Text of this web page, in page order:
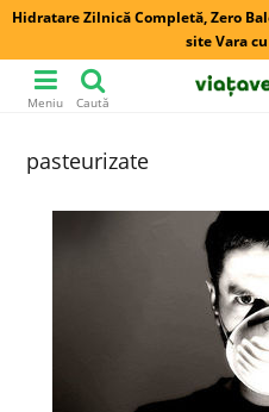
Hidratare Zilnică Completă, Zero
site Vara
Meniu Caută
pasteurizate